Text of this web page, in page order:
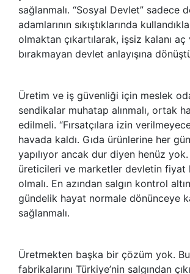
sağlanmalı. “Sosyal Devlet” sadece
adamlarının sıkıştıklarında
olmaktan çıkartılarak, işsiz kalanı
bırakmayan devlet anlayışına
Üretim ve iş güvenliği için meslek
sendikalar muhatap alınmalı, ortak
edilmeli. “Fırsatçılara izin
havada kaldı. Gıda ürünlerine her
yapılıyor ancak dur diyen henüz yok.
üreticileri ve marketler devletin fiyat
olmalı. En azından salgın kontrol
gündelik hayat normale dönünceye
sağlanmalı.
Üretmekten başka bir çözüm yok.
fabrikalarını Türkiye’nin salgından